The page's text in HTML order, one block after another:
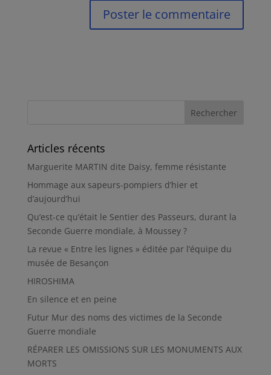
Articles récents
Marguerite MARTIN dite Daisy, femme résistante
Hommage aux sapeurs-pompiers d’hier et
d’aujourd’hui
Qu’est-ce qu’était le Sentier des Passeurs, durant la
Seconde Guerre mondiale, à Moussey ?
La revue « Entre les lignes » éditée par l’équipe du
musée de Besançon
HIROSHIMA
En silence et en peine
Futur Mur des noms des victimes de la Seconde
Guerre mondiale
RÉPARER LES OMISSIONS SUR LES MONUMENTS AUX
MORTS